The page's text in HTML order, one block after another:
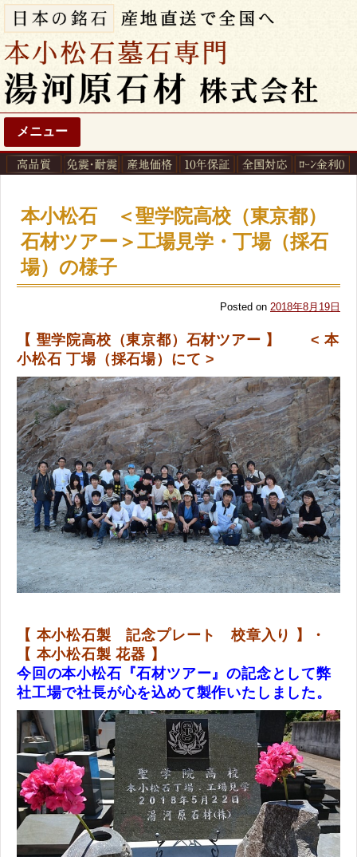
メニュー
本小松石 ＜聖学院高校（東京都）
石材ツアー＞工場見学・丁場（採石
場）の様子
Posted on 2018年8月19日
【 聖学院高校（東京都）石材ツアー 】 < 本
小松石 丁場（採石場）にて >
【 本小松石製 記念プレート 校章入り 】・
【 本小松石製 花器 】
今回の本小松石『石材ツアー』の記念として弊
社工場で社長が心を込めて製作いたしました。